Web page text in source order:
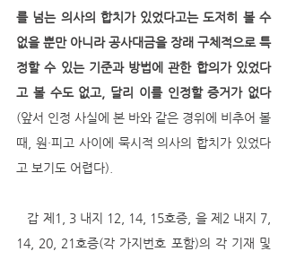
를 넘는 의사의 합치가 있었다고는 도저히 볼 수
없을 뿐만 아니라 공사대금을 장래 구체적으로 특
정할 수 있는 기준과 방법에 관한 합의가 있었다
고 볼 수도 없고, 달리 이를 인정할 증거가 없다
(앞서 인정 사실에 본 바와 같은 경위에 비추어 볼
때, 원·피고 사이에 묵시적 의사의 합치가 있었다
고 보기도 어렵다).
14, 20, 21호증(각 가지번호 포함)의 각 기재 및